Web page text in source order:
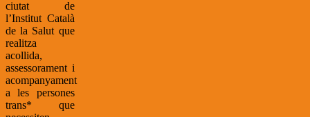
ciutat de
l’Institut Català
de la Salut que
realitza
acollida,
assessorament i
acompanyament
a les persones
trans* que